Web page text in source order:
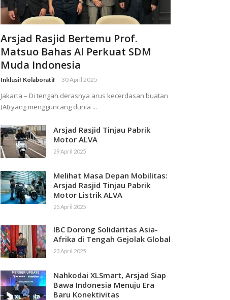
Arsjad Rasjid Bertemu Prof.
Matsuo Bahas AI Perkuat SDM
Muda Indonesia
Inklusif Kolaboratif 30 April 2025
Jakarta – Di tengah derasnya arus kecerdasan buatan
(AI) yang mengguncang dunia ...
Arsjad Rasjid Tinjau Pabrik
Motor ALVA
29 April 2025
Melihat Masa Depan Mobilitas:
Arsjad Rasjid Tinjau Pabrik
Motor Listrik ALVA
25 April 2025
IBC Dorong Solidaritas Asia-
Afrika di Tengah Gejolak Global
23 April 2025
Nahkodai XLSmart, Arsjad Siap
Bawa Indonesia Menuju Era
Baru Konektivitas